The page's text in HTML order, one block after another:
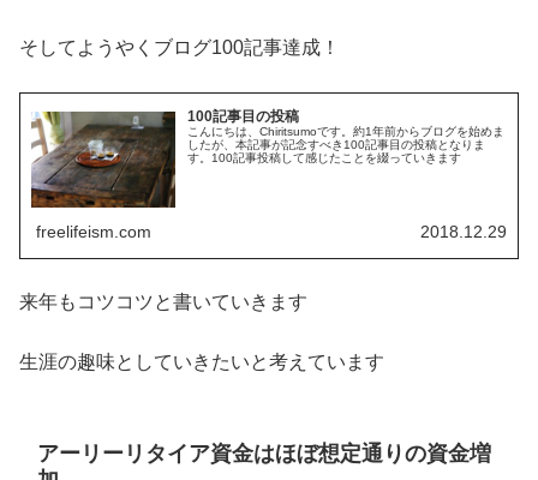
そしてようやくブログ100記事達成！
100記事目の投稿
こんにちは、Chiritsumoです。約1年前からブログを始めま
したが、本記事が記念すべき100記事目の投稿となりま
す。100記事投稿して感じたことを綴っていきます
freelifeism.com 2018.12.29
来年もコツコツと書いていきます
生涯の趣味としていきたいと考えています
アーリーリタイア資金はほぼ想定通りの資金増